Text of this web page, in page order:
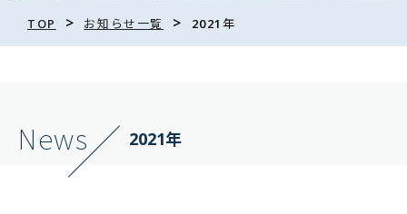
TOP > お知らせ一覧 > 2021年
News 2021年